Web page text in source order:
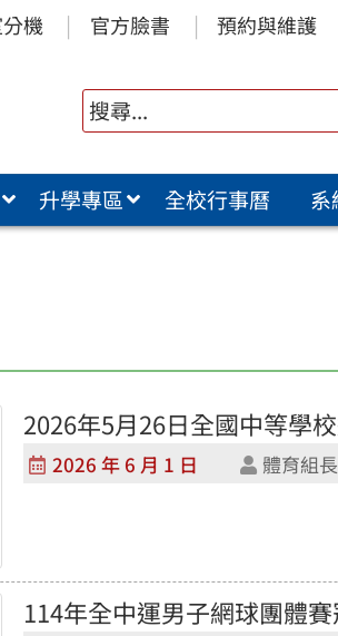
機 官方臉書 預約與維護
升學專區 全校行事曆
系
2026年5月26日全國中等學
2026 年 6 月 1 日 體育組長
114年全中運男子網球團體